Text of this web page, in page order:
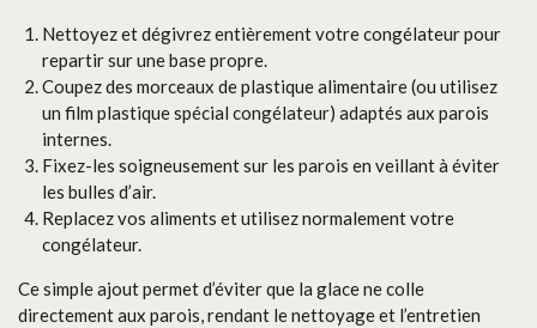
Nettoyez et dégivrez entièrement votre congélateur pour
repartir sur une base propre.
Coupez des morceaux de plastique alimentaire (ou utilisez
un film plastique spécial congélateur) adaptés aux parois
internes.
Fixez-les soigneusement sur les parois en veillant à éviter
les bulles d’air.
Replacez vos aliments et utilisez normalement votre
congélateur.
Ce simple ajout permet d’éviter que la glace ne colle
directement aux parois, rendant le nettoyage et l’entretien